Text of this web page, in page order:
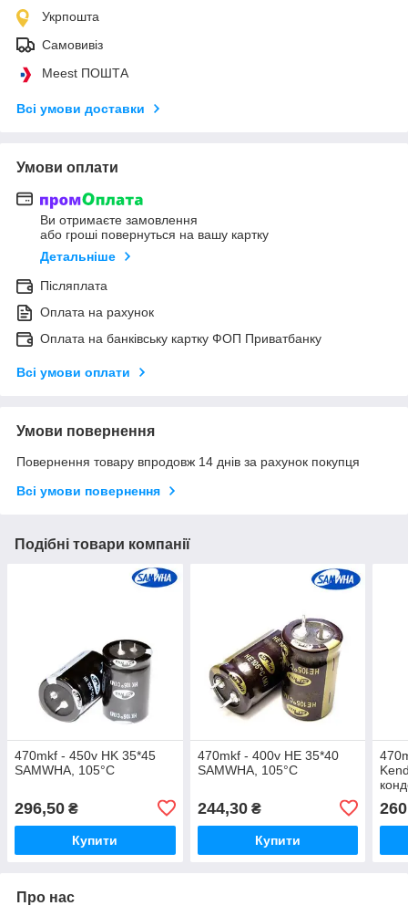
Укрпошта
Самовивіз
Meest ПОШТА
Всі умови доставки
Умови оплати
Ви отримаєте замовлення
або гроші повернуться на вашу картку
Детальніше
Післяплата
Оплата на рахунок
Оплата на банківську картку ФОП Приватбанку
Всі умови оплати
Умови повернення
Повернення товару впродовж 14 днів за рахунок покупця
Всі умови повернення
Подібні товари компанії
470mkf - 450v HK 35*45
SAMWHA, 105°C
296,50 ₴
Купити
470mkf - 400v HE 35*40
SAMWHA, 105°C
244,30₴
Купити
Про нас